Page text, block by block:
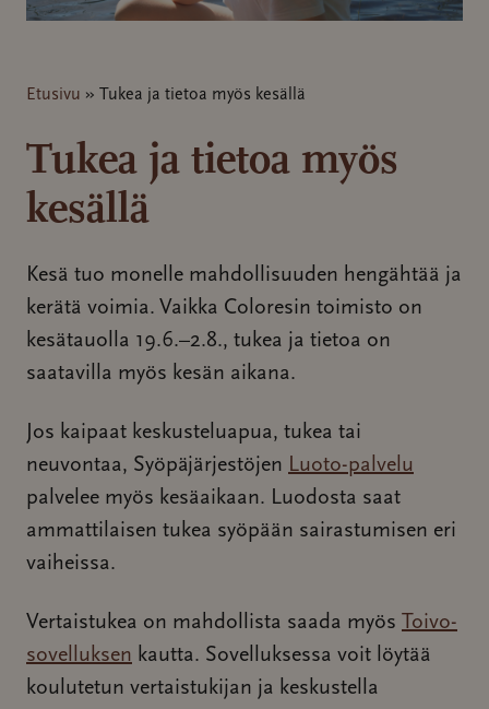
Etusivu » Tukea ja tietoa myös kesällä
Tukea ja tietoa myös
kesällä
Kesä tuo monelle mahdollisuuden hengähtää ja
kerätä voimia. Vaikka Coloresin toimisto on
kesätauolla 19.6.–2.8., tukea ja tietoa on
saatavilla myös kesän aikana.
Jos kaipaat keskusteluapua, tukea tai
neuvontaa, Syöpäjärjestöjen Luoto-palvelu
palvelee myös kesäaikaan. Luodosta saat
ammattilaisen tukea syöpään sairastumisen eri
vaiheissa.
Vertaistukea on mahdollista saada myös Toivo-
sovelluksen kautta. Sovelluksessa voit löytää
koulutetun vertaistukijan ja keskustella